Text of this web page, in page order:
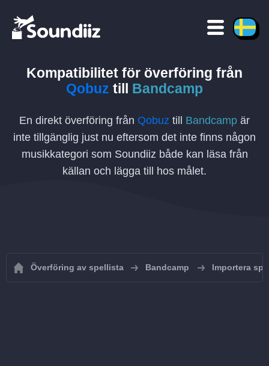
Kompatibilitet för överföring från
Qobuz till Bandcamp
En direkt överföring från Qobuz till Bandcamp är
inte tillgänglig just nu eftersom det inte finns någon
musikkategori som Soundiiz både kan läsa från
källan och lägga till hos målet.
Överföring av spellista Bandcamp Importera